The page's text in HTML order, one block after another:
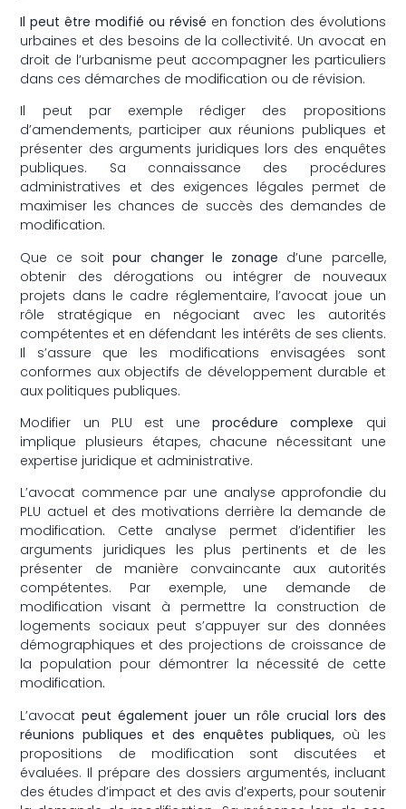
Il peut être modifié ou révisé en fonction des évolutions
urbaines et des besoins de la collectivité. Un avocat en
droit de l’urbanisme peut accompagner les particuliers
dans ces démarches de modification ou de révision.
Il peut par exemple rédiger des propositions
d’amendements, participer aux réunions publiques et
présenter des arguments juridiques lors des enquêtes
publiques. Sa connaissance des procédures
administratives et des exigences légales permet de
maximiser les chances de succès des demandes de
modification.
Que ce soitpour changer le zonage d’une parcelle,
obtenir des dérogations ou intégrer de nouveaux
projets dans le cadre réglementaire, l’avocat joue un
rôle stratégique en négociant avec les autorités
compétentes et en défendant les intérêts de ses clients.
Il s’assure que les modifications envisagées sont
conformes aux objectifs de développement durable et
aux politiques publiques.
Modifier un PLU est uneprocédure complexe qui
implique plusieurs étapes, chacune nécessitant une
expertise juridique et administrative.
L’avocat commence par une analyse approfondie du
PLU actuel et des motivations derrière la demande de
modification. Cette analyse permet d’identifier les
arguments juridiques les plus pertinents et de les
présenter de manière convaincante aux autorités
compétentes. Par exemple, une demande de
modification visant à permettre la construction de
logements sociaux peut s’appuyer sur des données
démographiques et des projections de croissance de
la population pour démontrer la nécessité de cette
modification.
L’avocatpeut également jouer un rôle crucial lors des
réunions publiques et des enquêtes publiques, où les
propositions de modification sont discutées et
évaluées. Il prépare des dossiers argumentés, incluant
des études d’impact et des avis d’experts, pour soutenir